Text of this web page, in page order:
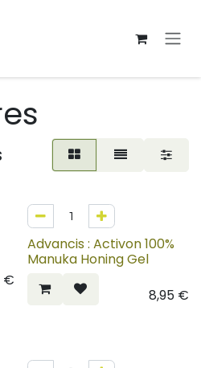
€
Advancis : Activon 100%
Manuka Honing Gel
8,95€